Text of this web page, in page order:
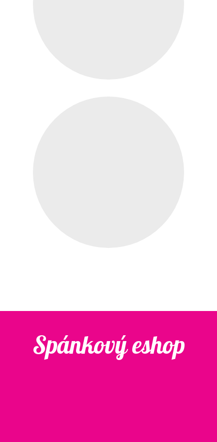
Spánkový eshop